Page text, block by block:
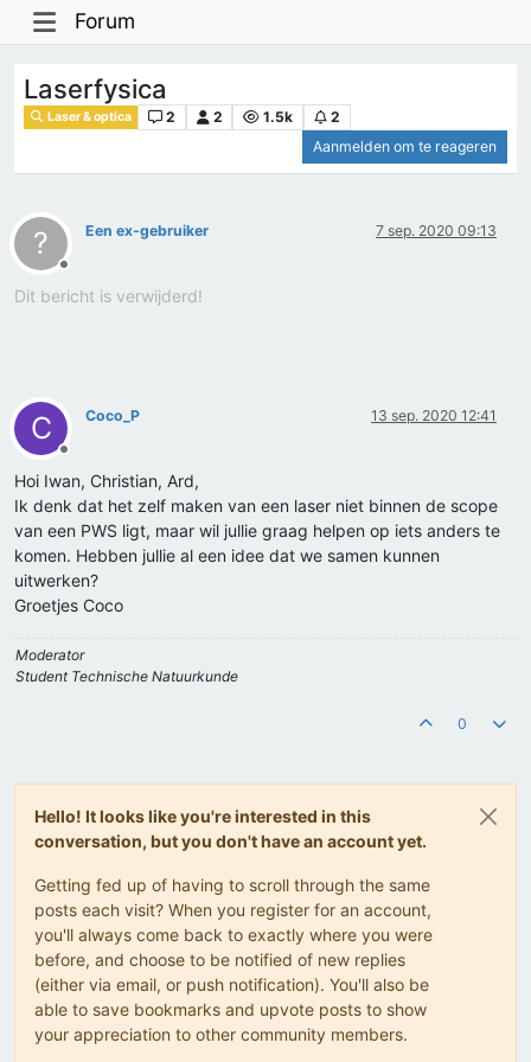
Forum
Laserfysica
Laser & optica 2 2 1.5k
2
Aanmelden om te reageren
?
Offline
Een ex-gebruiker 7 sep. 2020 09:13
Dit bericht is verwijderd!
C
Offline
Coco_P 13 sep. 2020 12:41
Hoi Iwan, Christian, Ard,
Ik denk dat het zelf maken van een laser niet binnen de scope
van een PWS ligt, maar wil jullie graag helpen op iets anders te
komen. Hebben jullie al een idee dat we samen kunnen
uitwerken?
Groetjes Coco
Moderator
Student Technische Natuurkunde
0
Hello! It looks like you're interested in this
conversation, but you don't have an account yet.
Getting fed up of having to scroll through the same
posts each visit? When you register for an account,
you'll always come back to exactly where you were
before, and choose to be notified of new replies
(either via email, or push notification). You'll also be
able to save bookmarks and upvote posts to show
your appreciation to other community members.